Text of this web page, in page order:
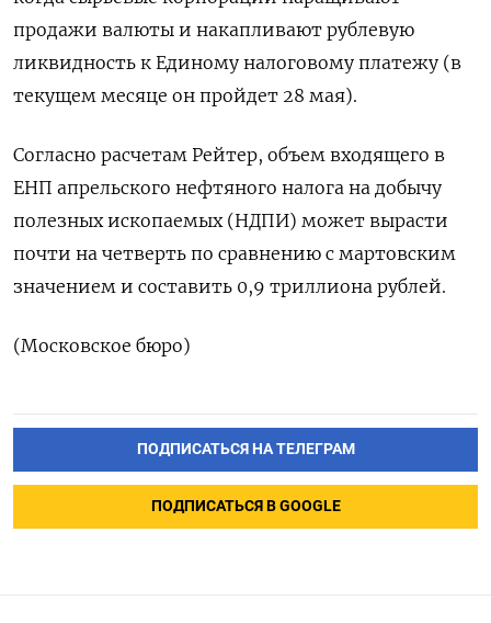
продажи валюты и накапливают рублевую
ликвидность к Единому налоговому платежу (в
текущем месяце он пройдет 28 мая).
Согласно расчетам ​Рейтер, объем входящего в
ЕНП апрельского нефтяного налога на добычу
полезных ископаемых (НДПИ) может вырасти
почти на ‌четверть по сравнению с мартовским
значением и составить 0,9 триллиона рублей.
(Московское бюро)
ПОДПИСАТЬСЯ НА ТЕЛЕГРАМ
ПОДПИСАТЬСЯ В GOOGLE